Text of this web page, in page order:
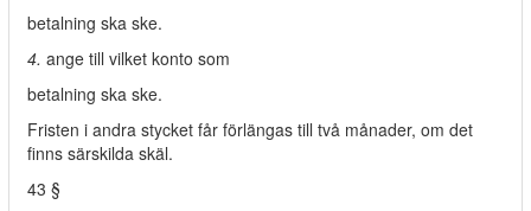
betalning ska ske.
4. ange till vilket konto som
betalning ska ske.
Fristen i andra stycket får förlängas till två månader, om det
finns särskilda skäl.
43 §